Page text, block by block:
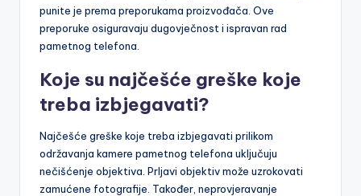
punite je prema preporukama proizvođača. Ove
preporuke osiguravaju dugovječnost i ispravan rad
pametnog telefona.
Koje su najčešće greške koje
treba izbjegavati?
Najčešće greške koje treba izbjegavati prilikom
održavanja kamere pametnog telefona uključuju
nečišćenje objektiva. Prljavi objektiv može uzrokovati
zamućene fotografije. Također, neprovjeravanje